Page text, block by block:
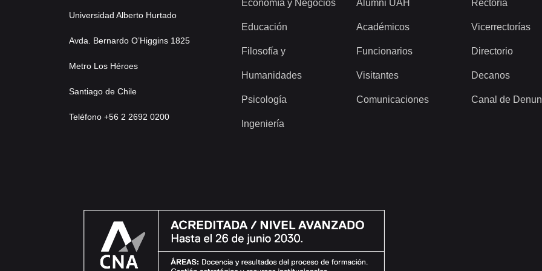
Universidad Alberto Hurtado
Avda. Bernardo O’Higgins 1825
Metro Los Héroes
Santiago de Chile
Teléfono +56 2 2692 0200
Economía y Negocios
Educación
Filosofía y
Humanidades
Psicología
Ingeniería
Alumni UAH
Académicos
Funcionarios
Visitantes
Comunicaciones
Rectoría
Vicerrectorías
Directorio
Decanos
Canal de